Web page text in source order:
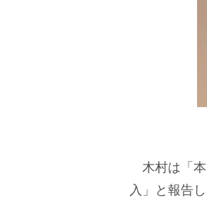
木村は「本
入」と報告